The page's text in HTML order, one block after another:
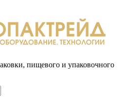
пищевого и упаковочного